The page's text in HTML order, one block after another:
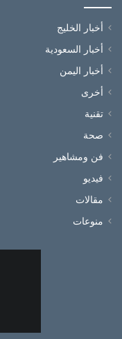
أخبار الخليج
أخبار السعودية
أخبار اليمن
أخرى
تقنية
صحة
فن ومشاهير
فيديو
مقالات
منوعات